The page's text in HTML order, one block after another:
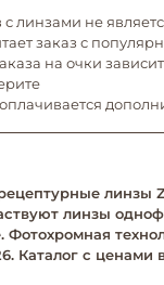
с линзами не
заказ с
на очки
линзы
линзы
Фотохромная
Каталог с ценами